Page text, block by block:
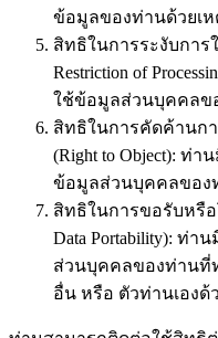
ข้อมูลของท่านด้วยเห
สิทธิในการระงับการ
Restriction of
ใช้ข้อมูลส่วนบุคคลข
สิทธิในการคัดค้านก
(Right to Object): ท่
ข้อมูลส่วนบุคคลของ
สิทธิในการขอรับหรื
Data Portability): ท่
ส่วนบุคคลของท่านที่
อื่น หรือ ตัวท่านเองด้